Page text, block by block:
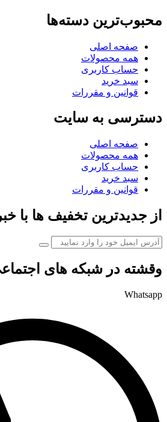
محبوب‌ترین دسته‌ها
صفحه اصلی
همه محصولات
حساب کاربری
سبد خرید
قوانین و مقررات
دسترسی به سایت
صفحه اصلی
همه محصولات
حساب کاربری
سبد خرید
قوانین و مقررات
از جدیدترین تخفیف ها با
وقشته در شبکه های
Whatsapp